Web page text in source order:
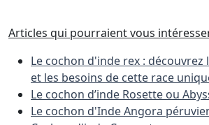
Articles qui pourraient vous
Le cochon d'inde rex :
et les besoins de cette race
Le cochon d’inde Rosette ou
Le cochon d'Inde Angora